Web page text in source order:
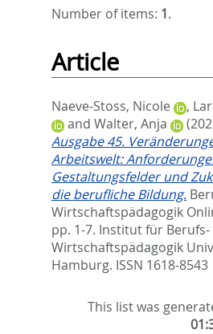
Number of items: 1.
Article
Naeve-Stoss, Nicole ,
and Walter, Anja
Ausgabe 45.
Arbeitswelt:
Gestaltungsfelder und
die berufliche Bildung.
Wirtschaftspädagogik
pp. 1-7. Institut für Berufs-
Wirtschaftspädagogik
Hamburg. ISSN 1618-8543
This list was